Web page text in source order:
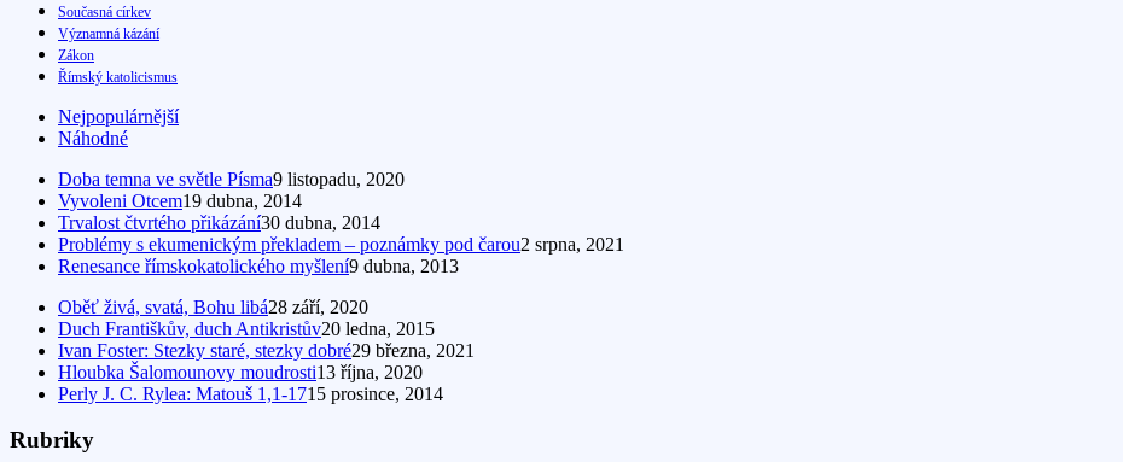
Současná církev
Významná kázání
Zákon
Římský katolicismus
Nejpopulárnější
Náhodné
Doba temna ve světle Písma9 listopadu, 2020
Vyvoleni Otcem19 dubna, 2014
Trvalost čtvrtého přikázání30 dubna, 2014
Problémy s ekumenickým překladem – poznámky pod čarou2 srpna, 2021
Renesance římskokatolického myšlení9 dubna, 2013
Oběť živá, svatá, Bohu libá28 září, 2020
Duch Františkův, duch Antikristův20 ledna, 2015
Ivan Foster: Stezky staré, stezky dobré29 března, 2021
Hloubka Šalomounovy moudrosti13 října, 2020
Perly J. C. Rylea: Matouš 1,1-1715 prosince, 2014
Rubriky